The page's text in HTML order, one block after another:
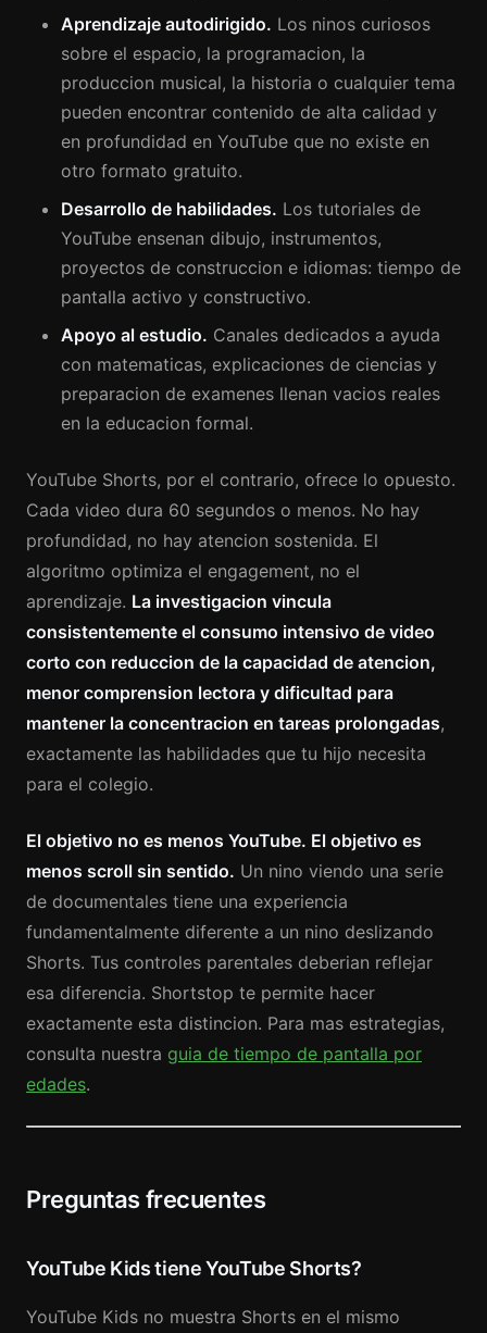
Aprendizaje autodirigido. Los ninos curiosos
sobre el espacio, la programacion, la
produccion musical, la historia o cualquier tema
pueden encontrar contenido de alta calidad y
en profundidad en YouTube que no existe en
otro formato gratuito.
Desarrollo de habilidades. Los tutoriales de
YouTube ensenan dibujo, instrumentos,
proyectos de construccion e idiomas: tiempo de
pantalla activo y constructivo.
Apoyo al estudio. Canales dedicados a ayuda
con matematicas, explicaciones de ciencias y
preparacion de examenes llenan vacios reales
en la educacion formal.
YouTube Shorts, por el contrario, ofrece lo opuesto.
Cada video dura 60 segundos o menos. No hay
profundidad, no hay atencion sostenida. El
algoritmo optimiza el engagement, no el
aprendizaje. La investigacion vincula
consistentemente el consumo intensivo de video
corto con reduccion de la capacidad de atencion,
menor comprension lectora y dificultad para
mantener la concentracion en tareas prolongadas,
exactamente las habilidades que tu hijo necesita
para el colegio.
El objetivo no es menos YouTube. El objetivo es
menos scroll sin sentido. Un nino viendo una serie
de documentales tiene una experiencia
fundamentalmente diferente a un nino deslizando
Shorts. Tus controles parentales deberian reflejar
esa diferencia. Shortstop te permite hacer
exactamente esta distincion. Para mas estrategias,
consulta nuestra guia de tiempo de pantalla por
edades.
Preguntas frecuentes
YouTube Kids tiene YouTube Shorts?
YouTube Kids no muestra Shorts en el mismo